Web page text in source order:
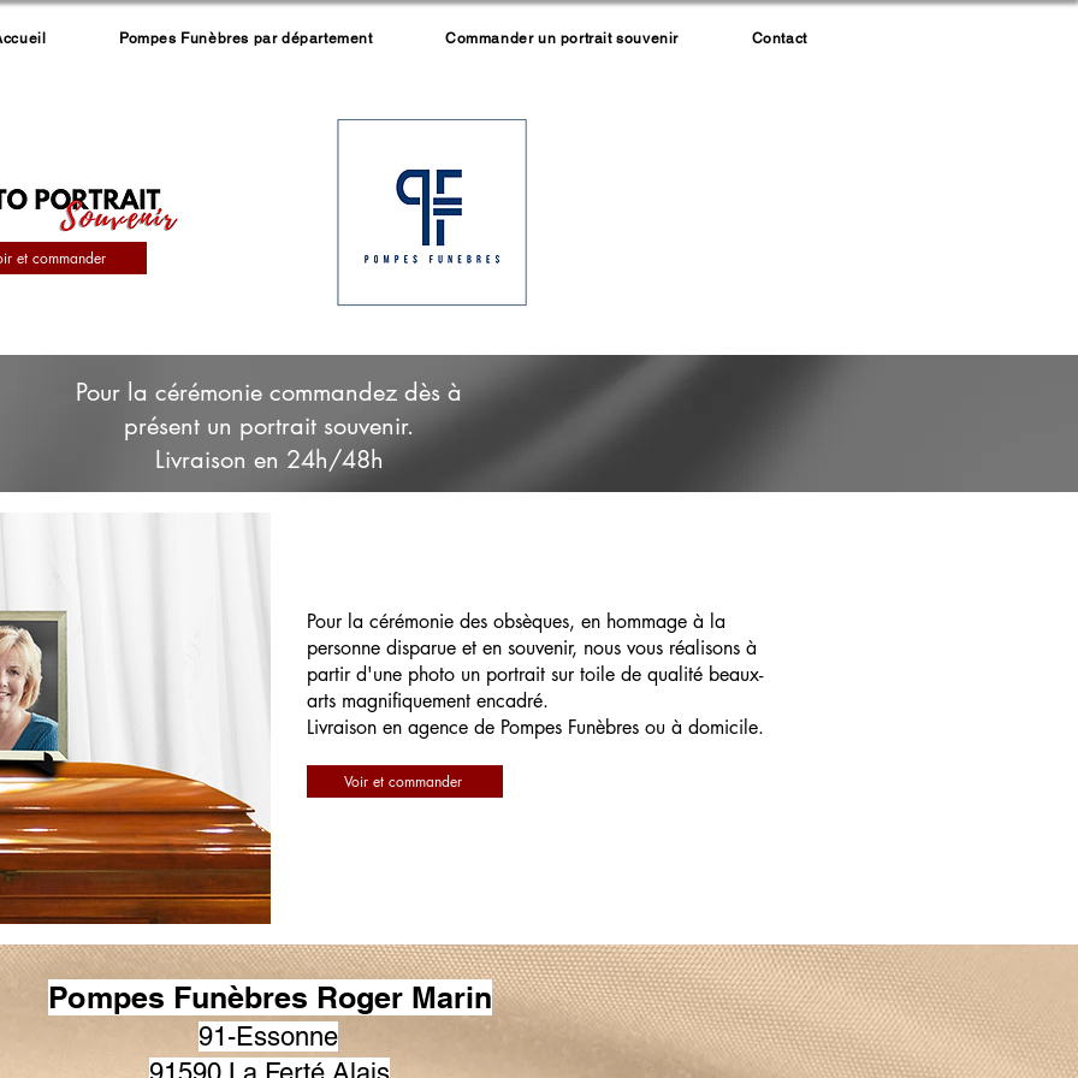
Pompes Funèbres par département Commander un portrait souvenir Contact
et commander
Pour la cérémonie commandez dès à
présent un portrait souvenir.
Livraison en 24h/48h
Pour la cérémonie des obsèques, en hommage à la
personne disparue et en souvenir, nous vous réalisons à
partir d'une photo un portrait sur toile de qualité beaux-
arts magnifiquement encadré.
Livraison en agence de Pompes Funèbres ou à domicile.
Voir et commander
Pompes Funèbres Roger Marin
91-Essonne